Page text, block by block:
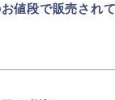
値段で販売されて